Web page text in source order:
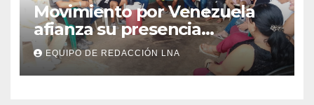
Movimiento por Venezuela
afianza su presencia
comunitaria en La Ponderosa
y otras comunidades de
Anzoátegui
EQUIPO DE REDACCIÓN LNA